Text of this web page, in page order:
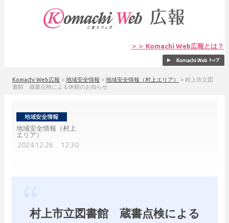
＞＞ Komachi Web広報とは？
Komachi Web広報 > 地域安全情報 > 地域安全情報（村上エリア） > 村上市立図
書館 蔵書点検による休館のお知らせ
地域安全情報（村上
エリア）
2024.12.26 12:30
村上市立図書館 蔵書点検による